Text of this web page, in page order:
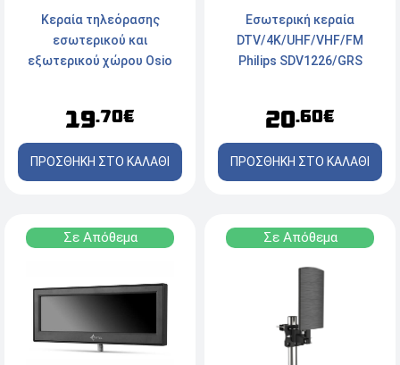
Κεραία τηλεόρασης
εσωτερικού και
εξωτερικού χώρου Osio
19.70€
ΠΡΟΣΘΗΚΗ ΣΤΟ ΚΑΛΑΘΙ
Εσωτερική κεραία
DTV/4K/UHF/VHF/FM
Philips SDV1226/GRS
20.60€
ΠΡΟΣΘΗΚΗ ΣΤΟ ΚΑΛΑΘΙ
Σε Απόθεμα Σε Απόθεμα